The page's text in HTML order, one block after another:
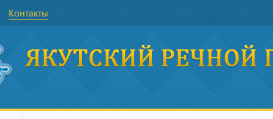
Контакты